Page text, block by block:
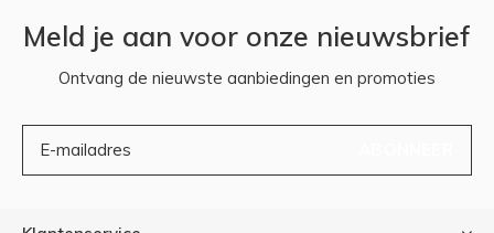
Meld je aan voor onze nieuwsbrief
Ontvang de nieuwste aanbiedingen en promoties